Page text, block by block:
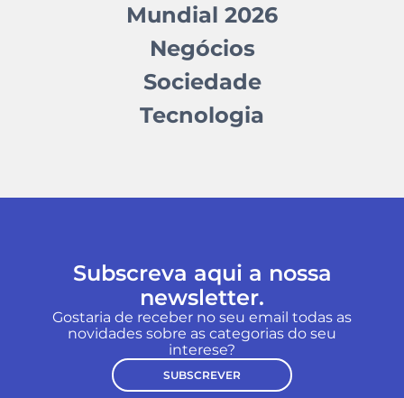
Mundial 2026
Negócios
Sociedade
Tecnologia
Subscreva aqui a nossa
newsletter.
Gostaria de receber no seu email todas as
novidades sobre as categorias do seu
interese?
SUBSCREVER